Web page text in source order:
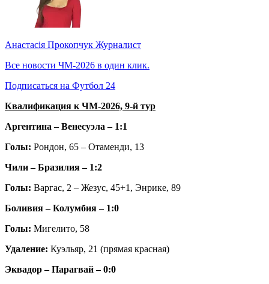
Анастасія Прокопчук Журналист
Все новости ЧМ-2026 в один клик.
Подписаться на Футбол 24
Квалификация к ЧМ-2026, 9-й тур
Аргентина – Венесуэла – 1:1
Голы: Рондон, 65 – Отаменди, 13
Чили – Бразилия – 1:2
Голы: Варгас, 2 – Жезус, 45+1, Энрике, 89
Боливия – Колумбия – 1:0
Голы: Мигелито, 58
Удаление: Куэльяр, 21 (прямая красная)
Эквадор – Парагвай – 0:0